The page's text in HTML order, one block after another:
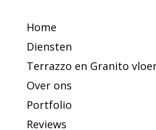
Home
Diensten
Terrazzo en Granito
Over ons
Portfolio
Reviews